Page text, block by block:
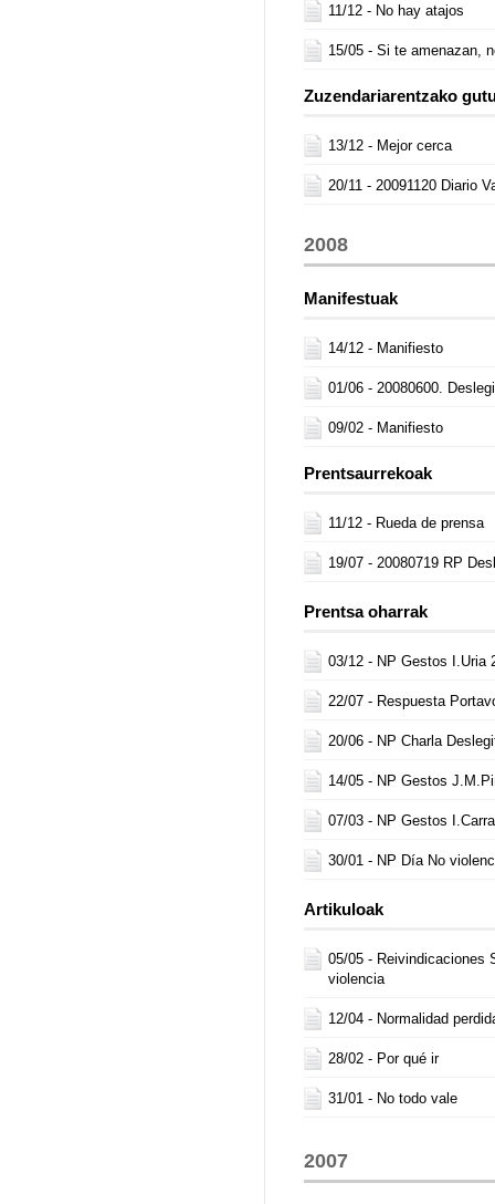
11/12 - No hay atajos
15/05 - Si te amenazan,
Zuzendariarentzako
13/12 - Mejor cerca
20/11 - 20091120 Diario
2008
Manifestuak
14/12 - Manifiesto
01/06 - 20080600.
09/02 - Manifiesto
Prentsaurrekoak
11/12 - Rueda de prensa
19/07 - 20080719 RP
Prentsa oharrak
03/12 - NP Gestos I.Uria
22/07 - Respuesta
20/06 - NP Charla
14/05 - NP Gestos
07/03 - NP Gestos
30/01 - NP Día No
Artikuloak
05/05 - Reivindicaciones
violencia
12/04 - Normalidad
28/02 - Por qué ir
31/01 - No todo vale
2007